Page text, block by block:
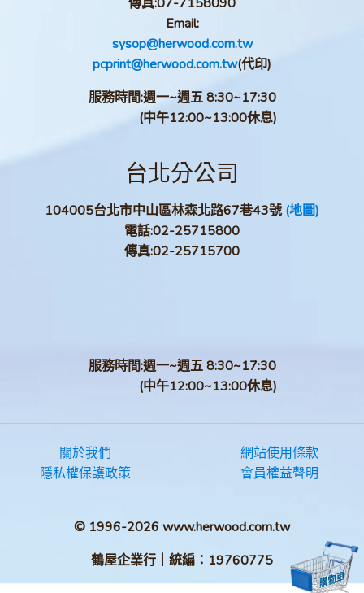
Email:
sysop@herwood.com.tw
pcprint@herwood.com.tw(代印)
服務時間:週一~週五 8:30~17:30
(中午12:00~13:00休息)
台北分公司
104005台北市中山區林森北路67巷43號(地圖)
電話:02-25715800
傳真:02-25715700
服務時間:週一~週五 8:30~17:30
(中午12:00~13:00休息)
關於我們
網站使用條款
隱私權保護政策
會員權益聲明
© 1996-2026 www.herwood.com.tw
鶴屋企業行｜統編：19760775